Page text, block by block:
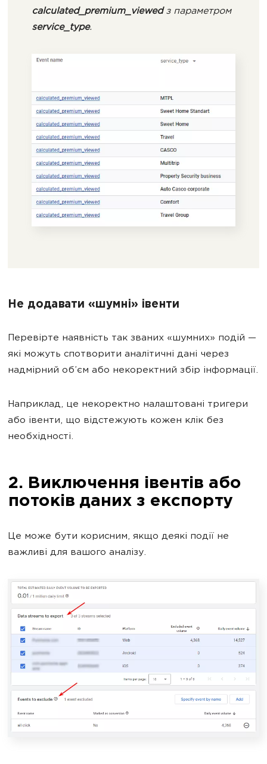
calculated_premium_viewed з параметром
service_type.
Не додавати «шумні» івенти
Перевірте наявність так званих «шумних» подій —
які можуть спотворити аналітичні дані через
надмірний об’єм або некоректний збір інформації.
Наприклад, це некоректно налаштовані тригери
або івенти, що відстежують кожен клік без
необхідності.
2. Виключення івентів або
потоків даних з експорту
Це може бути корисним, якщо деякі події не
важливі для вашого аналізу.